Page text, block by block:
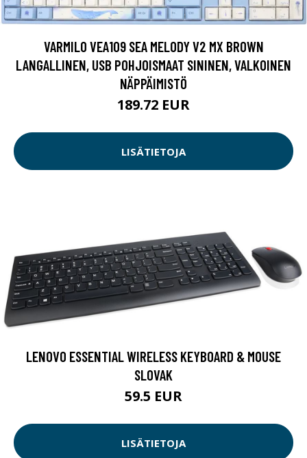
VARMILO VEA109 SEA MELODY V2 MX BROWN
LANGALLINEN, USB POHJOISMAAT SININEN, VALKOINEN
NÄPPÄIMISTÖ
189.72 EUR
LISÄTIETOJA
LENOVO ESSENTIAL WIRELESS KEYBOARD & MOUSE
SLOVAK
59.5 EUR
LISÄTIETOJA